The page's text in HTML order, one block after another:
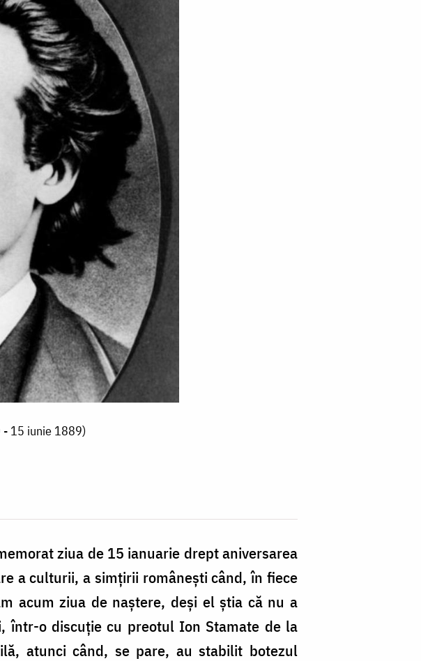
- 15 iunie 1889)
ziua de 15 ianuarie drept aniversarea
a culturii, a simțirii românești când, în fiece
acum ziua de naștere, deși el știa că nu a
într-o discuție cu preotul Ion Stamate de la
atunci când, se pare, au stabilit botezul